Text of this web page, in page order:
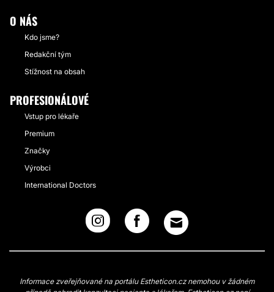
O NÁS
Kdo jsme?
Redakční tým
Stížnost na obsah
PROFESIONÁLOVÉ
Vstup pro lékaře
Premium
Značky
Výrobci
International Doctors
Informace zveřejňované na portálu Estheticon.cz nemohou v žádném